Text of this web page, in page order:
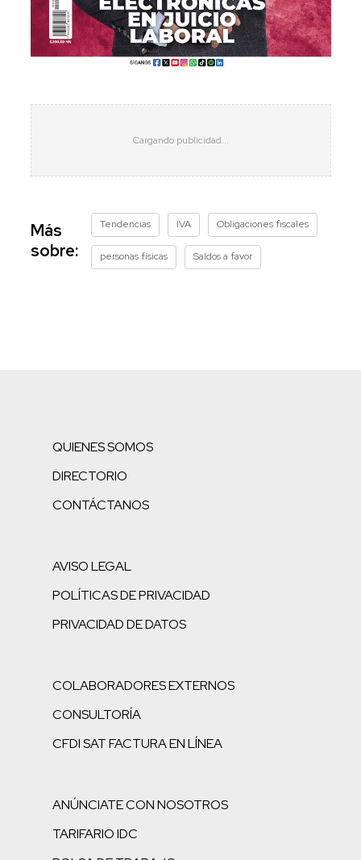
Más
sobre:
Tendencias IVA Obligaciones fiscales
personas físicas Saldos a favor
QUIENES SOMOS
DIRECTORIO
CONTÁCTANOS
AVISO LEGAL
POLÍTICAS DE PRIVACIDAD
PRIVACIDAD DE DATOS
COLABORADORES EXTERNOS
CONSULTORÍA
CFDI SAT FACTURA EN LÍNEA
ANÚNCIATE CON NOSOTROS
TARIFARIO IDC